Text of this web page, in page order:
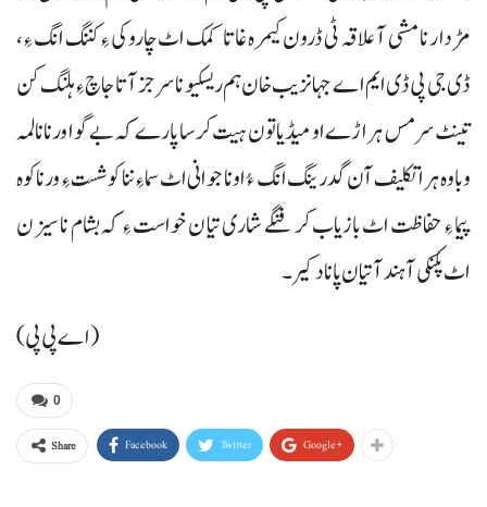
مڑدار نا مشی آ علاقہ ٹی ڈرون کیمرہ غاتا کمک اٹ چاروکی ءِ کننگ انگ ءِ،
ڈی جی پی ڈی ایم اے جہانزیب خان ہم ریسکیو نا سرجزآتا جاچ ءِ ہلنگ کن
تینٹ سرمس ہراڑے او میڈیا تون ہیت کرسا پارے کہ بے گوا ورنانا لمہ
وباوہ ہرا تکلیف آن گدرینگ انگ ءُ اونا جوانی اٹ سماءِ ننا کوشست ءِ ورناکوہ
پیما ءِ حفاظت اٹ بازیاب کرفنگے شاری تیا ن خواست ءِ کہ بشام نا سیزن
اٹ پکنکی آ ہند آتیان پانادکیر۔
(اے پی پی)
0
Share Facebook Twitter Google+